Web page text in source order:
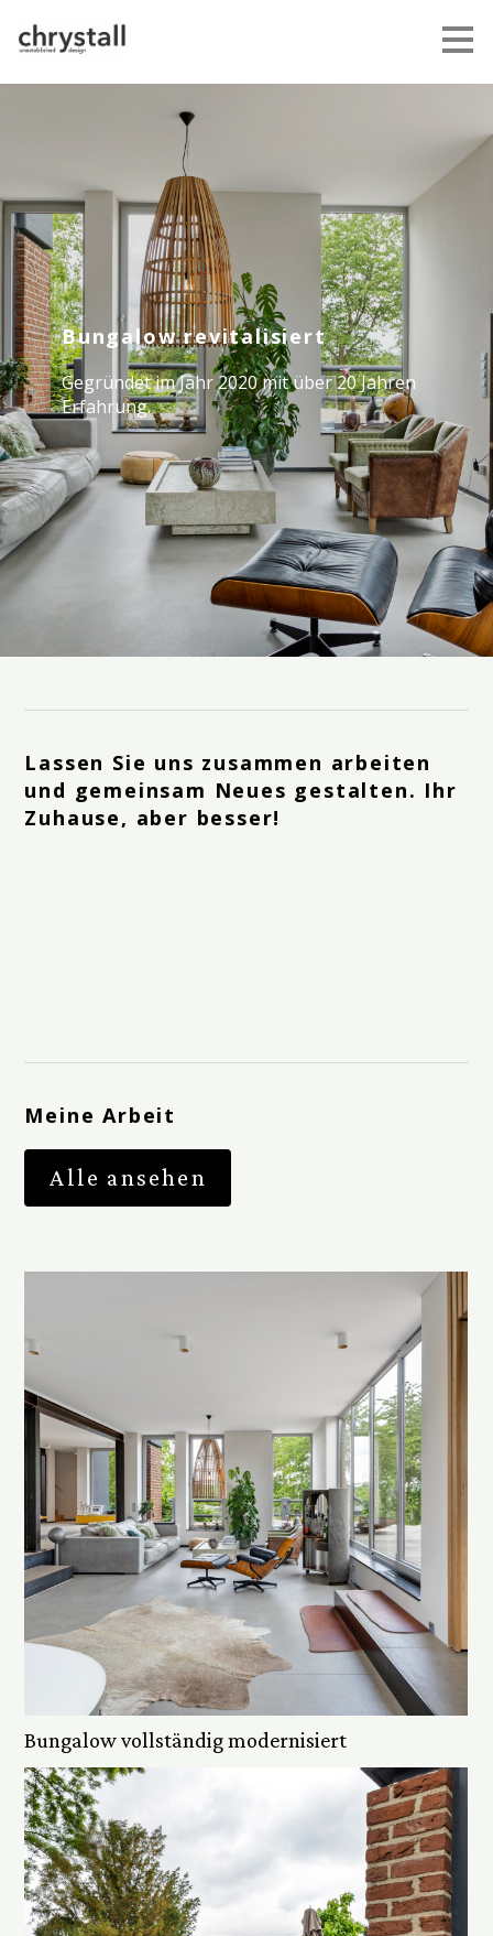
Zu
Hauptinhalten
Startseite
Über mich
Projekte
Kontakt
Bungalow revitalisiert
Gegründet im Jahr 2020 mit über 20 Jahren
Erfahrung.
Lassen Sie uns zusammen arbeiten
und gemeinsam Neues gestalten. Ihr
Zuhause, aber besser!
Meine Arbeit
Alle ansehen
Bungalow vollständig modernisiert